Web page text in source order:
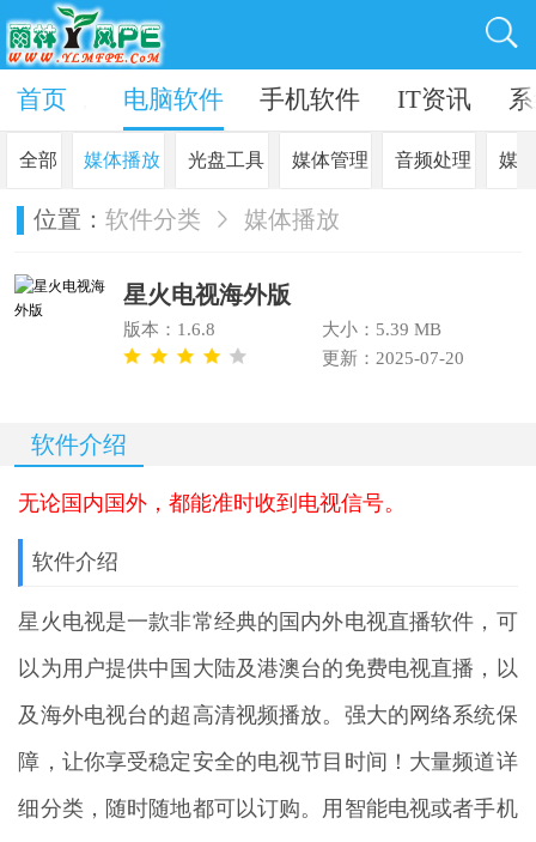
系统 电脑软件 手机软件 IT资讯
首页
全部 媒体播放 光盘工具 媒体管理 音频处理 媒
位置： 软件分类 媒体播放
星火电视海外版
版本：1.6.8
大小：5.39 MB
更新：2025-07-20
软件介绍
无论国内国外，都能准时收到电视信号。
软件介绍
星火电视是一款非常经典的国内外电视直播软件，可
以为用户提供中国大陆及港澳台的免费电视直播，以
及海外电视台的超高清视频播放。强大的网络系统保
障，让你享受稳定安全的电视节目时间！大量频道详
细分类，随时随地都可以订购。用智能电视或者手机